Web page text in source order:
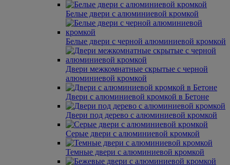
Белые двери с алюминиевой кромкой
Белые двери с черной алюминиевой кромкой
Двери межкомнатные скрытые с черной
алюминиевой кромкой
Двери с алюминиевой кромкой в Бетоне
Двери под дерево с алюминиевой кромкой
Серые двери с алюминиевой кромкой
Темные двери с алюминиевой кромкой